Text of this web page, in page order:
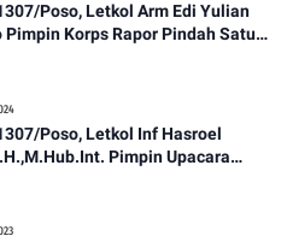
Poso, Letkol Arm Edi Yulian
Korps Rapor Pindah Satuan
Poso, Letkol Inf Hasroel
Pimpin Upacara